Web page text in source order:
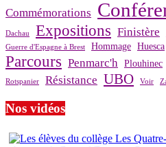
Commémorations
Dachau Expositions Finistère
Guerre d'Espagne à Brest Hommage Huesca
Parcours Penmarc'h Plouhinec
Rotspanier Résistance UBO Voir
Nos vidéos